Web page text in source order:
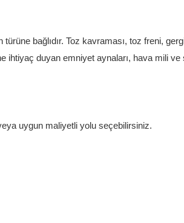
bağlıdır. Toz kavraması, toz freni,
ihtiyaç duyan emniyet aynaları, hava mili ve
uygun maliyetli yolu seçebilirsiniz.